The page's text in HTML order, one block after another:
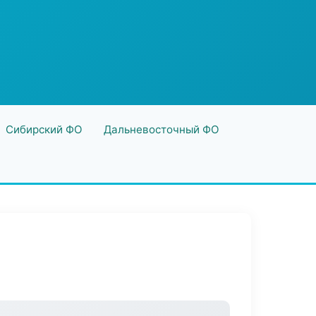
Сибирский ФО Дальневосточный ФО